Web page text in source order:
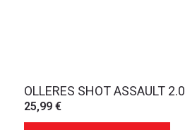
OLLERES SHOT ASSAULT 2.0
25,99 €